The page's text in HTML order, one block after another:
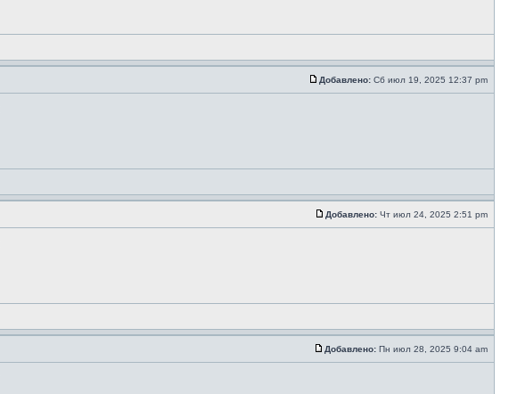
Добавлено: Сб июл 19, 2025 12:37 pm
Добавлено: Чт июл 24, 2025 2:51 pm
Добавлено: Пн июл 28, 2025 9:04 am